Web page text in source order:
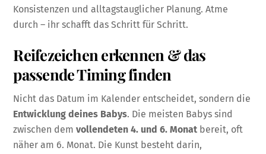
Konsistenzen und alltagstauglicher Planung. Atme
durch – ihr schafft das Schritt für Schritt.
Reifezeichen erkennen & das
passende Timing finden
Nicht das Datum im Kalender entscheidet, sondern die
Entwicklung deines Babys. Die meisten Babys sind
zwischen demvollendeten 4. und 6. Monat bereit, oft
näher am 6. Monat. Die Kunst besteht darin,